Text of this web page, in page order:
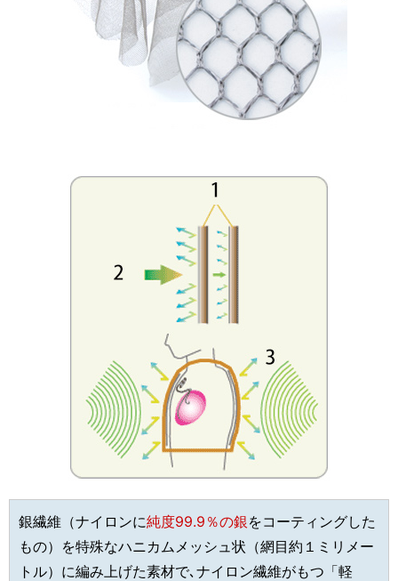
銀繊維（ナイロンに純度99.9％の銀をコーティングした
もの）を特殊なハニカムメッシュ状（網目約１ミリメー
トル）に編み上げた素材で､ナイロン繊維がもつ「軽